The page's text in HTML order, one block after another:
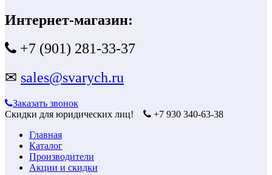
Интернет-магазин:
+7 (901) 281-33-37
✉ sales@svarych.ru
Заказать звонок
Скидки для юридических лиц!
+7 930 340-63-38
Главная
Каталог
Производители
Акции и скидки